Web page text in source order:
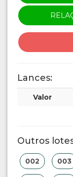
Lances:
Valor
Outros
002 003